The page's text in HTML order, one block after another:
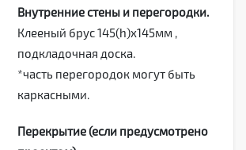
Внутренние стены и перегородки.
Клееный брус 145(h)х145мм ,
подкладочная доска.
*часть перегородок могут быть
каркасными.
Перекрытие (если предусмотрено